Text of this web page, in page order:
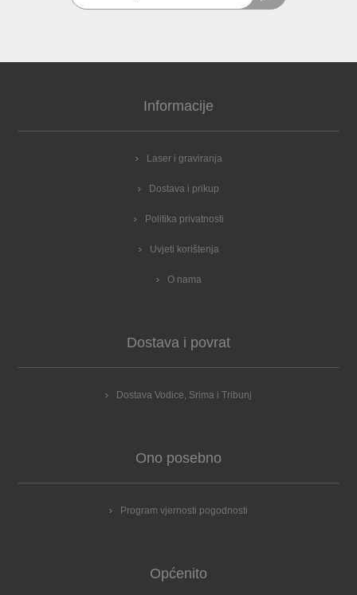
Informacije
Laser i graviranja
Dostava i prikup
Politika privatnosti
Uvjeti korištenja
O nama
Dostava i povrat
Dostava Vodice, Srima i Tribunj
Ono posebno
Program vjernosti pogodnosti
Općenito